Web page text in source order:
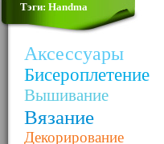
Тэги: Handma
Аксессуары
Бисероплетение
Вышивание
Вязание
Декорирование